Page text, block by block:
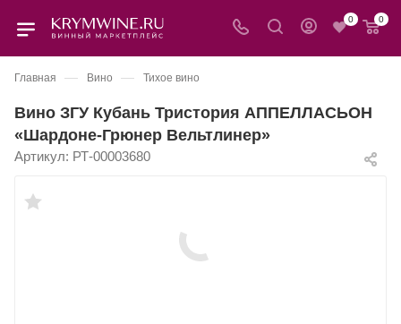
0 0
Главная — Вино — Тихое вино
Вино ЗГУ Кубань Тристория АППЕЛЛАСЬОН
«Шардоне-Грюнер Вельтлинер»
Артикул: РТ-00003680